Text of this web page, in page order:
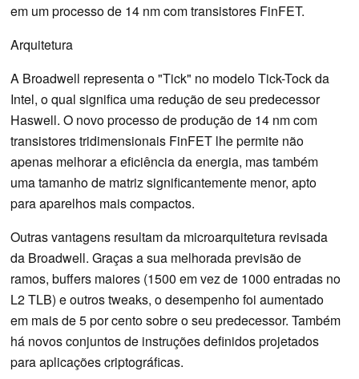
em um processo de 14 nm com transistores FinFET.
Arquitetura
A Broadwell representa o "Tick" no modelo Tick-Tock da
Intel, o qual significa uma redução de seu predecessor
Haswell. O novo processo de produção de 14 nm com
transistores tridimensionais FinFET lhe permite não
apenas melhorar a eficiência da energia, mas também
uma tamanho de matriz significantemente menor, apto
para aparelhos mais compactos.
Outras vantagens resultam da microarquitetura revisada
da Broadwell. Graças a sua melhorada previsão de
ramos, buffers maiores (1500 em vez de 1000 entradas no
L2 TLB) e outros tweaks, o desempenho foi aumentado
em mais de 5 por cento sobre o seu predecessor. Também
há novos conjuntos de instruções definidos projetados
para aplicações criptográficas.